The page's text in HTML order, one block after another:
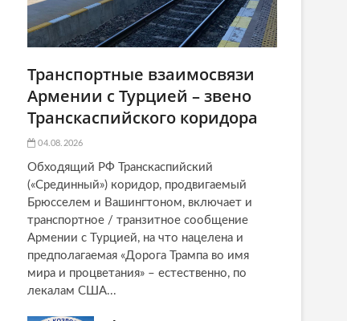
Транспортные взаимосвязи
Армении с Турцией – звено
Транскаспийского коридора
04.08.2026
Обходящий РФ Транскаспийский
(«Срединный») коридор, продвигаемый
Брюсселем и Вашингтоном, включает и
транспортное / транзитное сообщение
Армении с Турцией, на что нацелена и
предполагаемая «Дорога Трампа во имя
мира и процветания» – естественно, по
лекалам США...